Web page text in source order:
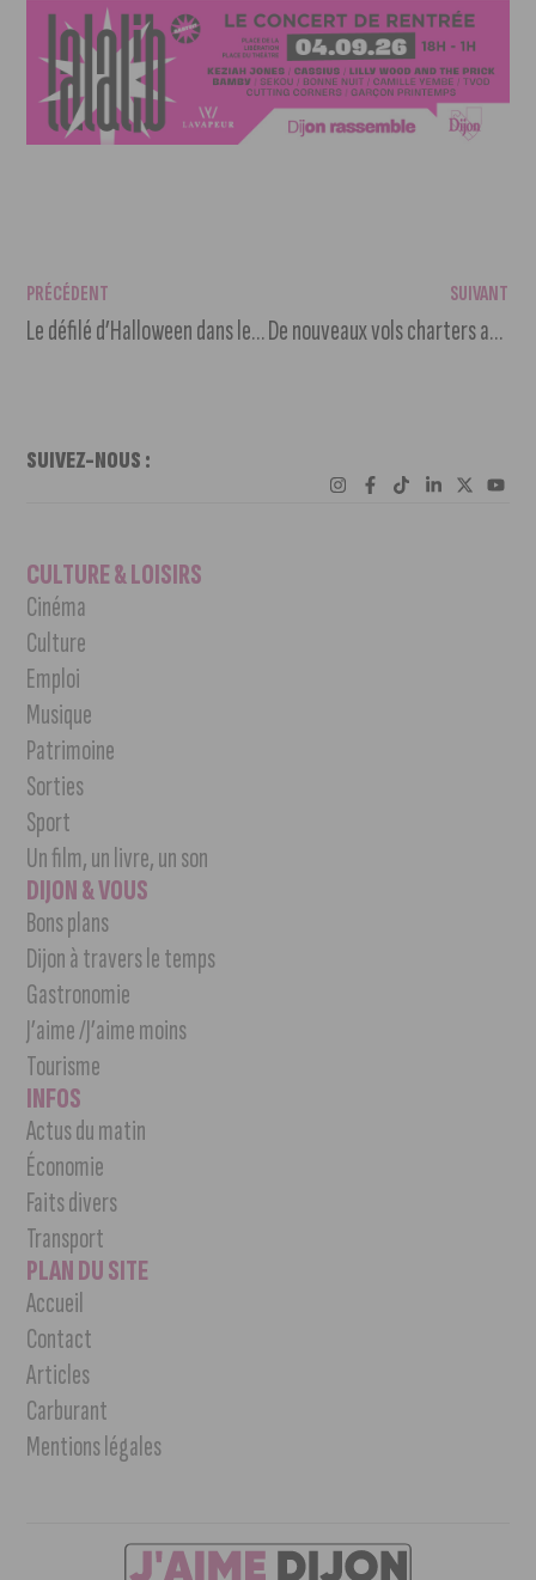
PRÉCÉDENT
Le défilé d’Halloween dans le centre-ville est de retour
SUIVANT
De nouveaux vols charters au départ de l’aéroport Dole Jura pour 2026
SUIVEZ-NOUS :
CULTURE & LOISIRS
Cinéma
Culture
Emploi
Musique
Patrimoine
Sorties
Sport
Un film, un livre, un son
DIJON & VOUS
Bons plans
Dijon à travers le temps
Gastronomie
J’aime /J’aime moins
Tourisme
INFOS
Actus du matin
Économie
Faits divers
Transport
PLAN DU SITE
Accueil
Contact
Articles
Carburant
Mentions légales